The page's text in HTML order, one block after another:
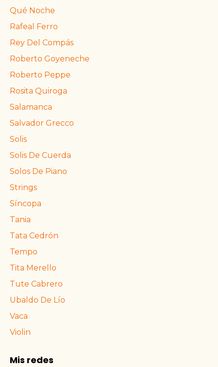
Qué Noche
Rafeal Ferro
Rey Del Compás
Roberto Goyeneche
Roberto Peppe
Rosita Quiroga
Salamanca
Salvador Grecco
Solis
Solis De Cuerda
Solos De Piano
Strings
Síncopa
Tania
Tata Cedrón
Tempo
Tita Merello
Tute Cabrero
Ubaldo De Lío
Vaca
Violin
Mis redes